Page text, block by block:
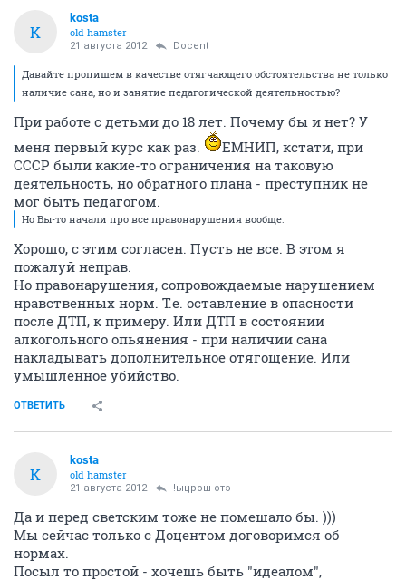
K
kosta
old hamster
21 августа 2012 Docent
Давайте пропишем в качестве отягчающего обстоятельства не только
наличие сана, но и занятие педагогической деятельностью?
При работе с детьми до 18 лет. Почему бы и нет? У
меня первый курс как раз.
ЕМНИП, кстати, при
СССР были какие-то ограничения на таковую
деятельность, но обратного плана - преступник не
мог быть педагогом.
Но Вы-то начали про все правонарушения вообще.
Хорошо, с этим согласен. Пусть не все. В этом я
пожалуй неправ.
Но правонарушения, сопровождаемые нарушением
нравственных норм. Т.е. оставление в опасности
после ДТП, к примеру. Или ДТП в состоянии
алкогольного опьянения - при наличии сана
накладывать дополнительное отягощение. Или
умышленное убийство.
ОТВЕТИТЬ
K
kosta
old hamster
21 августа 2012 !ыцрош отэ
Да и перед светским тоже не помешало бы. )))
Мы сейчас только с Доцентом договоримся об
нормах.
Посыл то простой - хочешь быть "идеалом",